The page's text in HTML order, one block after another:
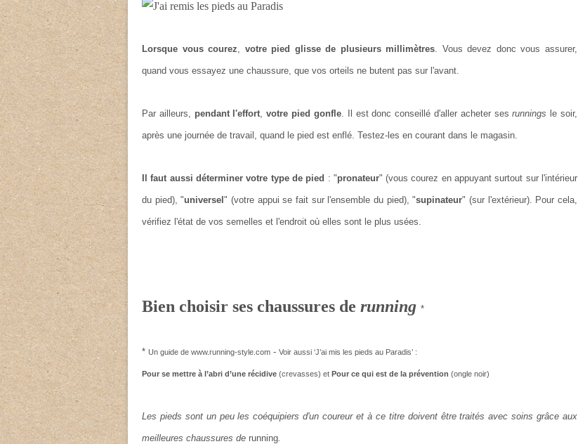
Lorsque vous courez, votre pied glisse de plusieurs millimètres. Vous devez donc vous assurer,
quand vous essayez une chaussure, que vos orteils ne butent pas sur l'avant.
Par ailleurs, pendant l'effort,votre pied gonfle. Il est donc conseillé d'aller acheter sesrunnings le soir,
après une journée de travail, quand le pied est enflé. Testez-les en courant dans le magasin.
Il faut aussi déterminer votre type de pied : "pronateur" (vous courez en appuyant surtout sur l'intérieur
du pied),"universel"(votre appui se fait sur l'ensemble du pied),"supinateur" (sur l'extérieur). Pour cela,
vérifiez l'état de vos semelles et l'endroit où elles sont le plus usées.
Bien choisir ses chaussures de running *
* Un guide de www.running-style.com - Voir aussi ‘J’ai mis les pieds au Paradis’ :
Pour se mettre à l’abri d’une récidive (crevasses) et Pour ce qui est de la prévention (ongle noir)
Les pieds sont un peu les coéquipiers d'un coureur et à ce titre doivent être traités avec soins grâce aux
meilleures chaussures de running.